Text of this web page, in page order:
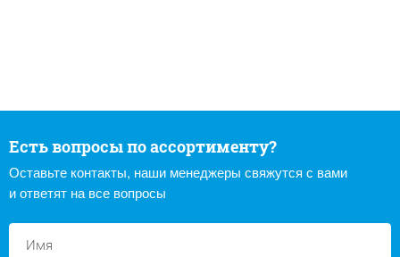
Есть вопросы по ассортименту?
Оставьте контакты, наши менеджеры свяжутся с вами
и ответят на все вопросы